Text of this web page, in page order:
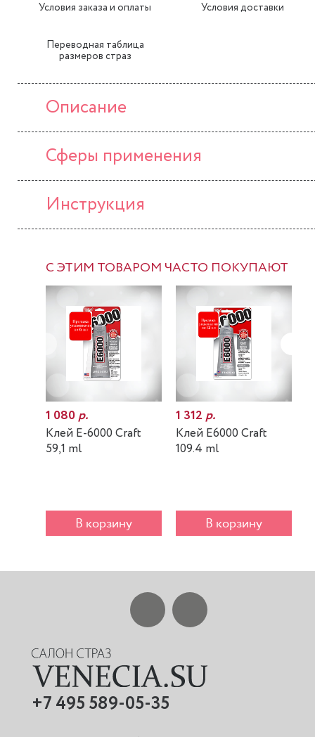
Условия заказа и оплаты Условия доставки
Переводная таблица
размеров страз
Описание
Сферы применения
Инструкция
С ЭТИМ ТОВАРОМ ЧАСТО ПОКУПАЮТ
1 080р.
Клей E-6000 Craft
59,1 ml
В корзину
1 312р.
Клей E6000 Craft
109.4 ml
В корзину
+7 495 589-05-35